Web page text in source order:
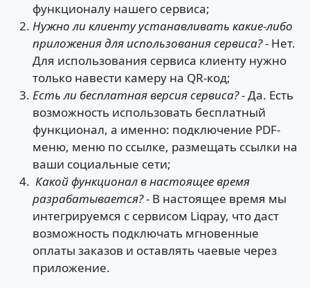
функционалу нашего сервиса;
Нужно ли клиенту устанавливать какие-либо
приложения для использования сервиса? -Нет.
Для использования сервиса клиенту нужно
только навести камеру на QR-код;
Есть ли бесплатная версия сервиса? -Да. Есть
возможность использовать бесплатный
функционал, а именно: подключение PDF-
меню, меню по ссылке, размещать ссылки на
ваши социальные сети;
Какой функционал в настоящее время
разрабатывается? -В настоящее время мы
интегрируемся с сервисом Liqpay, что даст
возможность подключать мгновенные
оплаты заказов и оставлять чаевые через
приложение.